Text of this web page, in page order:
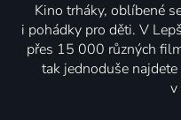
Kino trháky, oblíbené
i pohádky pro děti. V
přes 15 000 různých
tak jednoduše
v